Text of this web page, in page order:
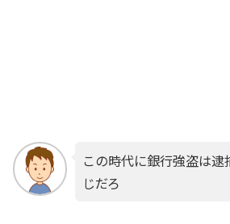
この時代に銀行強盗は
じだろ